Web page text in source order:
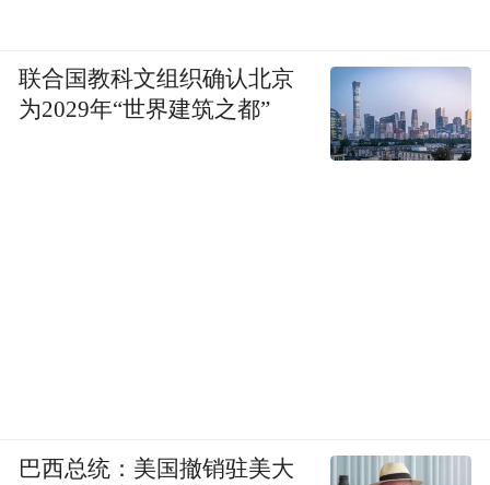
联合国教科文组织确认北京
为2029年“世界建筑之都”
巴西总统：美国撤销驻美大